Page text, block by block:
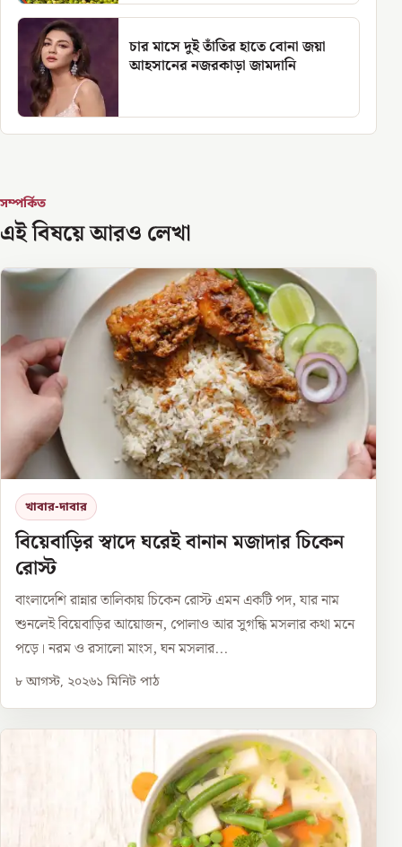
চার মাসে দুই তাঁতির হাতে বোনা জয়া
আহসানের নজরকাড়া জামদানি
সম্পর্কিত
এই বিষয়ে আরও লেখা
খাবার-দাবার
বিয়েবাড়ির স্বাদে ঘরেই বানান মজাদার চিকেন
রোস্ট
বাংলাদেশি রান্নার তালিকায় চিকেন রোস্ট এমন একটি পদ, যার নাম
শুনলেই বিয়েবাড়ির আয়োজন, পোলাও আর সুগন্ধি মসলার কথা মনে
পড়ে। নরম ও রসালো মাংস, ঘন মসলার...
৮ আগস্ট, ২০২৬১ মিনিট পাঠ